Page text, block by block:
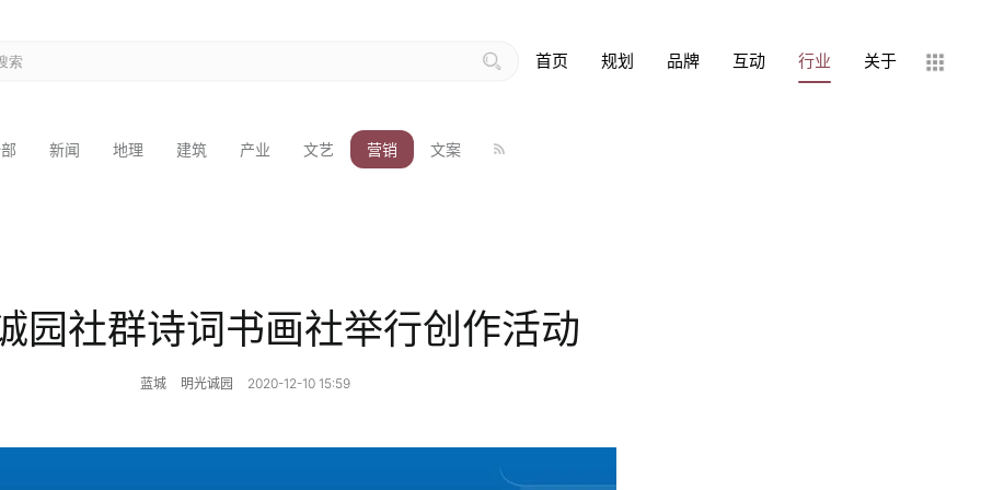
首页 规划 品牌 互动 行业 关于
新闻 地理 建筑 产业 文艺 营销 文案
园社群诗词书画社举行创作活动
蓝城 明光诚园 2020-12-10 15:59